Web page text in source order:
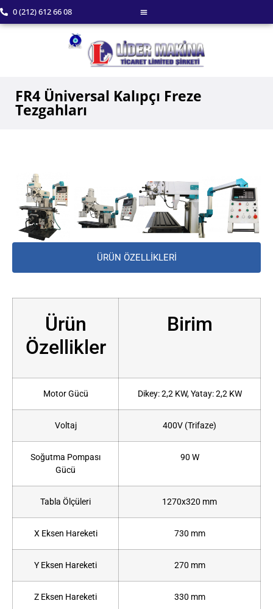
0 (212) 612 66 08
FR4 Üniversal Kalıpçı Freze
Tezgahları
ÜRÜN ÖZELLİKLERİ
Ürün
Özellikler
Birim
Motor Gücü Dikey: 2,2 KW, Yatay: 2,2 KW
Voltaj 400V (Trifaze)
Soğutma Pompası
Gücü
90 W
Tabla Ölçüleri 1270x320 mm
X Eksen Hareketi 730 mm
Y Eksen Hareketi 270 mm
Z Eksen Hareketi 330 mm